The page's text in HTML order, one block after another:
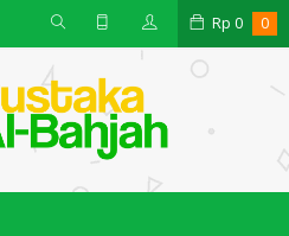
Rp 0 0